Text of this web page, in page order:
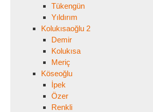
Tükengün
Yıldırım
Kolukısaoğlu 2
Demir
Kolukısa
Meriç
Köseoğlu
İpek
Özer
Renkli